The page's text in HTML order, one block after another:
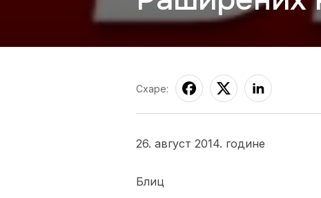
Схаре:
26. август 2014. године
Блиц